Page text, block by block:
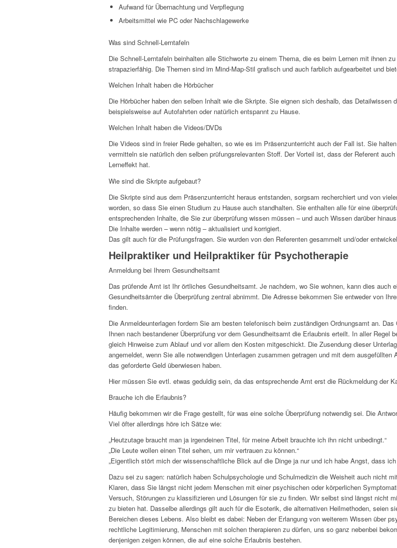
Aufwand für Übernachtung und Verpflegung
Arbeitsmittel wie PC oder Nachschlagewerke
Was sind Schnell-Lerntafeln
Die Schnell-Lerntafeln beinhalten alle Stichworte zu einem Thema, die es beim Lernen mit ihnen
strapazierfähig. Die Themen sind im Mind-Map-Stil grafisch und auch farblich aufgearbeitet und
Welchen Inhalt haben die Hörbücher
Die Hörbücher haben den selben Inhalt wie die Skripte. Sie eignen sich deshalb, das Detailwissen
beispielsweise auf Autofahrten oder natürlich entspannt zu Hause.
Welchen Inhalt haben die Videos/DVDs
Die Videos sind in freier Rede gehalten, so wie es im Präsenzunterricht auch der Fall ist. Sie
vermitteln sie natürlich den selben prüfungsrelevanten Stoff. Der Vorteil ist, dass der Referent
Lerneffekt hat.
Wie sind die Skripte aufgebaut?
Die Skripte sind aus dem Präsenzunterricht heraus entstanden, sorgsam recherchiert und von
worden, so dass Sie einen Studium zu Hause auch standhalten. Sie enthalten alle für eine
entsprechenden Inhalte, die Sie zur überprüfung wissen müssen – und auch Wissen darüber
Die Inhalte werden – wenn nötig – aktualisiert und korrigiert.
Das gilt auch für die Prüfungsfragen. Sie wurden von den Referenten gesammelt und/oder
Heilpraktiker und Heilpraktiker für Psychotherapie
Anmeldung bei Ihrem Gesundheitsamt
Das prüfende Amt ist Ihr örtliches Gesundheitsamt. Je nachdem, wo Sie wohnen, kann dies auch
Gesundheitsämter die Überprüfung zentral abnimmt. Die Adresse bekommen Sie entweder von
finden.
Die Anmeldeunterlagen fordern Sie am besten telefonisch beim zuständigen Ordnungsamt an.
Ihnen nach bestandener Überprüfung vor dem Gesundheitsamt die Erlaubnis erteilt. In aller Regel
gleich Hinweise zum Ablauf und vor allem den Kosten mitgeschickt. Die Zusendung dieser
angemeldet, wenn Sie alle notwendigen Unterlagen zusammen getragen und mit dem
das geforderte Geld überwiesen haben.
Hier müssen Sie evtl. etwas geduldig sein, da das entsprechende Amt erst die Rückmeldung der
Brauche ich die Erlaubnis?
Häufig bekommen wir die Frage gestellt, für was eine solche Überprüfung notwendig sei. Die
Viel öfter allerdings höre ich Sätze wie:
„Heutzutage braucht man ja irgendeinen Titel, für meine Arbeit brauchte ich ihn nicht unbedingt.“
„Die Leute wollen einen Titel sehen, um mir vertrauen zu können.“
„Eigentlich stört mich der wissenschaftliche Blick auf die Dinge ja nur und ich habe Angst, dass
Dazu sei zu sagen: natürlich haben Schulpsychologie und Schulmedizin die Weisheit auch nicht
Klaren, dass Sie längst nicht jedem Menschen mit einer psychischen oder körperlichen
Versuch, Störungen zu klassifizieren und Lösungen für sie zu finden. Wir selbst sind längst nicht
zu bieten hat. Dasselbe allerdings gilt auch für die Esoterik, die alternativen Heilmethoden, seien
Bereichen dieses Lebens. Also bleibt es dabei: Neben der Erlangung von weiterem Wissen über
rechtliche Legitimierung, Menschen mit solchen therapieren zu dürfen, uns so ganz nebenbei
denjenigen zeigen können, die auf eine solche Erlaubnis bestehen.